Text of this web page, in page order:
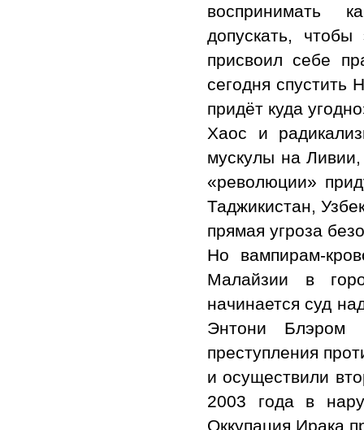
воспринимать
допускать,
присвоил себе
сегодня спустить
придёт куда
Хаос и
мускулы на
«революции»
Таджикистан,
прямая угроза
Но вампирам-
Малайзии в
начинается суд
Энтони Блэром
преступления
и осуществили
2003 года в
Оккупация Ирака